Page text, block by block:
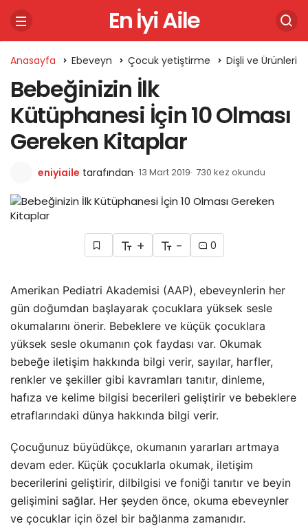
En İyi Aile
Anasayfa Ebeveyn Çocuk yetiştirme Dişli ve Ürünleri
Bebeğinizin İlk
Kütüphanesi İçin 10 Olması
Gereken Kitaplar
eniyiaile tarafından 13 Mart 2019 730 kez okundu
+ - 0
Amerikan Pediatri Akademisi (AAP), ebeveynlerin her
gün doğumdan başlayarak çocuklara yüksek sesle
okumalarını önerir. Bebeklere ve küçük çocuklara
yüksek sesle okumanın çok faydası var. Okumak
bebeğe iletişim hakkında bilgi verir, sayılar, harfler,
renkler ve şekiller gibi kavramları tanıtır, dinleme,
hafıza ve kelime bilgisi becerileri geliştirir ve bebeklere
etraflarındaki dünya hakkında bilgi verir.
Çocuğunuz büyüdükçe, okumanın yararları artmaya
devam eder. Küçük çocuklarla okumak, iletişim
becerilerini geliştirir, dilbilgisi ve foniği tanıtır ve beyin
gelişimini sağlar. Her şeyden önce, okuma ebeveynler
ve çocuklar için özel bir bağlanma zamanıdır.